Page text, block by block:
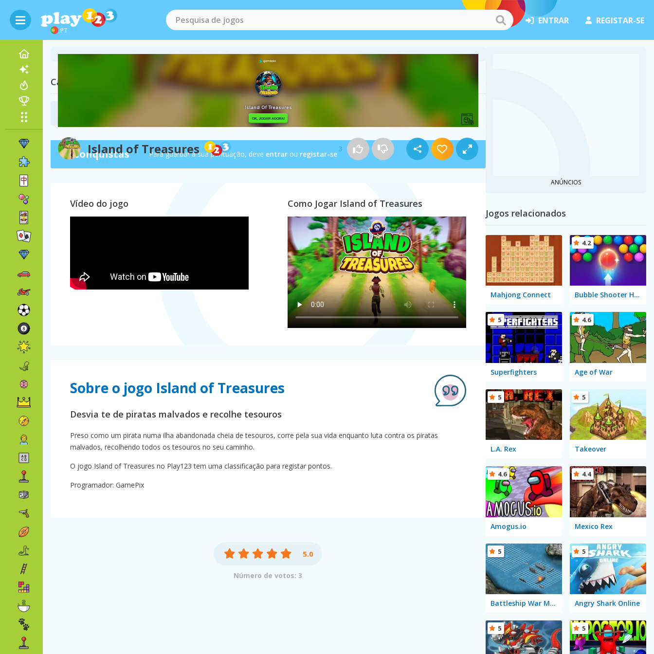
PT
ENTRAR REGISTAR-SE
Island of Treasures 3
Categorias relacionadas
Jogos de Luta Jogos de Piratas
Conquistas Para guardar a sua pontuação, deve entrar ou registar-se
Vídeo do jogo Como Jogar Island of Treasures
Sobre o jogo Island of Treasures
Desvia te de piratas malvados e recolhe tesouros
Preso como um pirata numa ilha abandonada cheia de tesouros, corre pela sua vida enquanto luta contra os piratas
malvados, recolhendo todos os tesouros no seu caminho.
O jogo Island of Treasures no Play123 tem uma classificação para registar pontos.
Programador: GamePix
5.0
Número de votos: 3
ANÚNCIOS
Jogos relacionados
Mahjong Connect Bubble Shooter HD 2
4.2
Superfighters
5
Age of War
4.6
L.A. Rex
5
Takeover
5
Amogus.io
4.6
Mexico Rex
4.4
Battleship War Multiplayer
5
Angry Shark Online
5
5 5